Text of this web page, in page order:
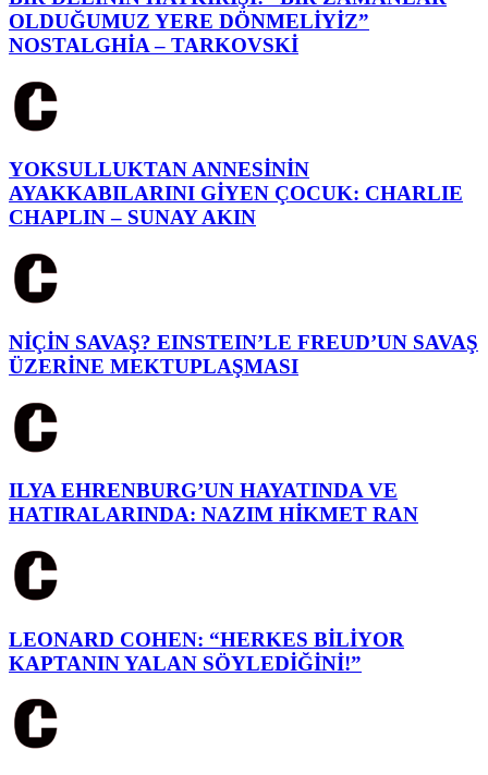
OLDUĞUMUZ YERE DÖNMELİYİZ”
NOSTALGHİA – TARKOVSKİ
YOKSULLUKTAN ANNESİNİN
AYAKKABILARINI GİYEN ÇOCUK: CHARLIE
CHAPLIN – SUNAY AKIN
NİÇİN SAVAŞ? EINSTEIN’LE FREUD’UN SAVAŞ
ÜZERİNE MEKTUPLAŞMASI
ILYA EHRENBURG’UN HAYATINDA VE
HATIRALARINDA: NAZIM HİKMET RAN
LEONARD COHEN: “HERKES BİLİYOR
KAPTANIN YALAN SÖYLEDİĞİNİ!”